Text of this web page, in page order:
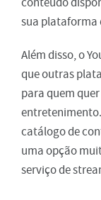
sua plataforma
Além disso, o
que outras
para quem
catálogo de
uma opção
serviço de